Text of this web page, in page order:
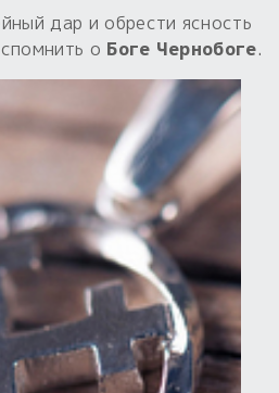
дар и обрести ясность
о Боге Чернобоге.